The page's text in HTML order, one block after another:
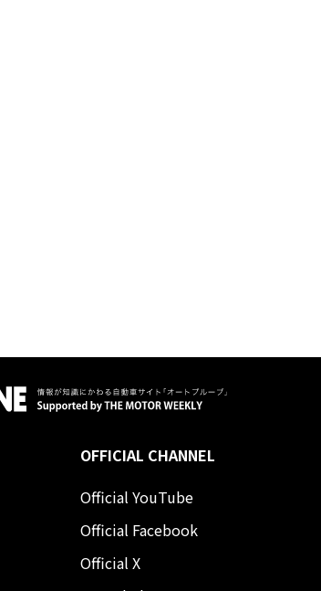
OFFICIAL CHANNEL
Official YouTube
Official Facebook
Official X